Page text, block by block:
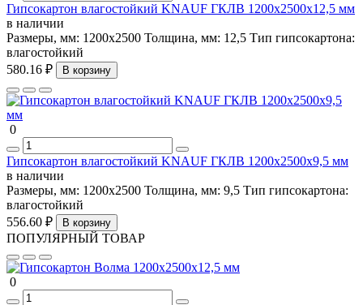
Гипсокартон влагостойкий KNAUF ГКЛВ 1200х2500х12,5 мм
в наличии
Размеры, мм: 1200х2500 Толщина, мм: 12,5 Тип гипсокартона:
влагостойкий
580.16 ₽
В корзину
0
Гипсокартон влагостойкий KNAUF ГКЛВ 1200х2500х9,5 мм
в наличии
Размеры, мм: 1200х2500 Толщина, мм: 9,5 Тип гипсокартона:
влагостойкий
556.60 ₽
В корзину
ПОПУЛЯРНЫЙ ТОВАР
0